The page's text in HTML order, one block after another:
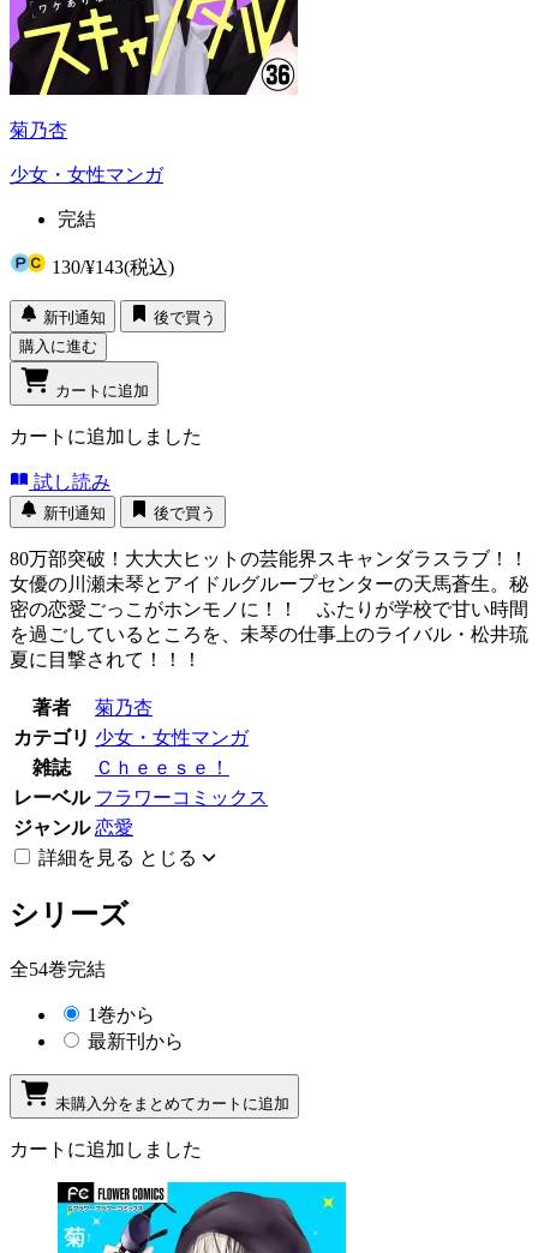
菊乃杏
少女・女性マンガ
完結
130/¥143(税込)
新刊通知
後で買う
購入に進む
カートに追加
カートに追加しました
試し読み
新刊通知 後で買う
80万部突破！大大大ヒットの芸能界スキャンダラスラブ！！
女優の川瀬未琴とアイドルグループセンターの天馬蒼生。秘
密の恋愛ごっこがホンモノに！！ ふたりが学校で甘い時間
を過ごしているところを、未琴の仕事上のライバル・松井琉
夏に目撃されて！！！
著者
菊乃杏
カテゴリ 少女・女性マンガ
雑誌
Ｃｈｅｅｓｅ！
レーベル フラワーコミックス
ジャンル 恋愛
詳細を見る とじる
シリーズ
全54巻完結
1巻から
最新刊から
未購入分をまとめてカートに追加
カートに追加しました